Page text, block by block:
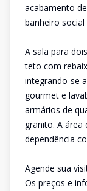
acabamento
banheiro
A sala para
teto com
integrando-se
gourmet e
armários de
granito. A área
dependência
Agende sua
Os preços e